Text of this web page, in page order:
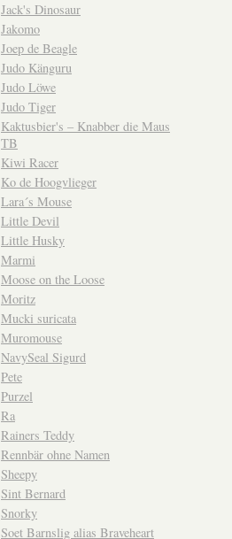
Jack's Dinosaur
Jakomo
Joep de Beagle
Judo Känguru
Judo Löwe
Judo Tiger
Kaktusbier's – Knabber die Maus
TB
Kiwi Racer
Ko de Hoogvlieger
Lara´s Mouse
Little Devil
Little Husky
Marmi
Moose on the Loose
Moritz
Mucki suricata
Muromouse
NavySeal Sigurd
Pete
Purzel
Ra
Rainers Teddy
Rennbär ohne Namen
Sheepy
Sint Bernard
Snorky
Soet Barnslig alias Braveheart